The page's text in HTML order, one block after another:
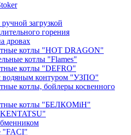
загрузкой
горения
дровах
котлы "HOT DRAGON"
котлы "Flames"
котлы "DEFRO"
водяным контуром "УЗПО"
котлы, бойлеры косвенного
котлы "БЕЛКОМiН"
"FACI"